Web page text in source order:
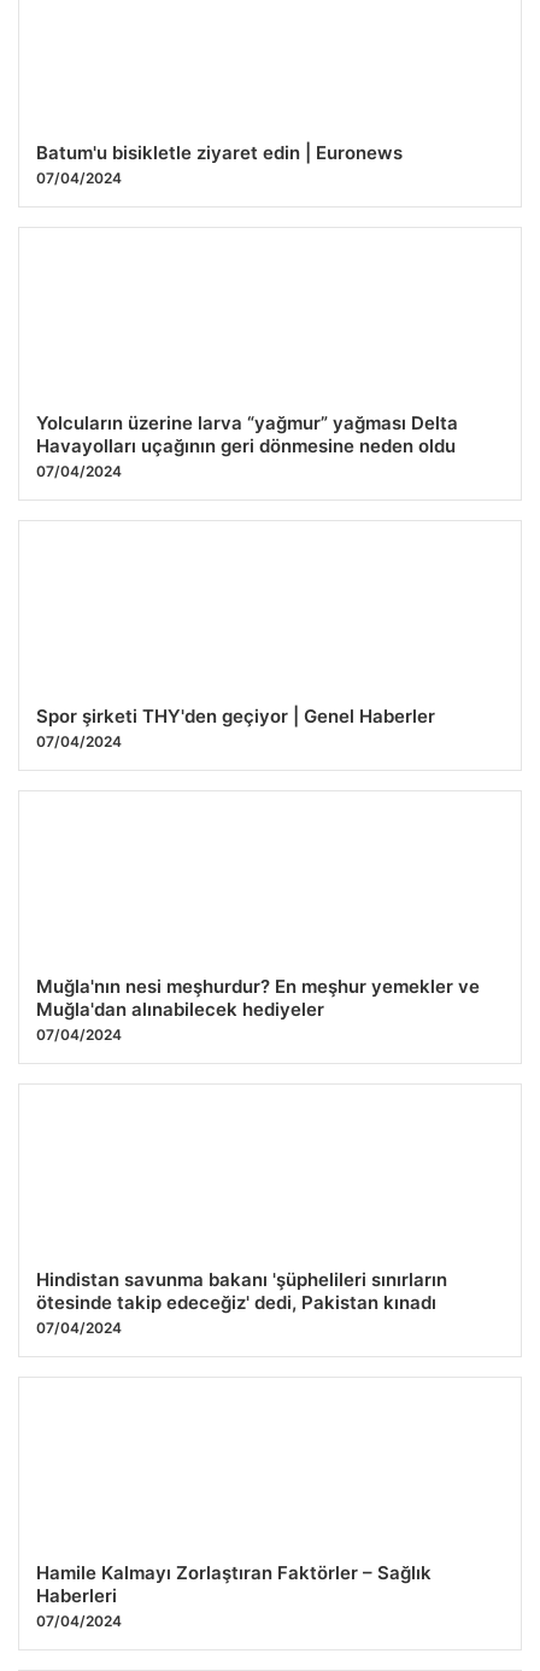
Batum'u bisikletle ziyaret edin | Euronews
07/04/2024
Yolcuların üzerine larva “yağmur” yağması Delta
Havayolları uçağının geri dönmesine neden oldu
07/04/2024
Spor şirketi THY'den geçiyor | Genel Haberler
07/04/2024
Muğla'nın nesi meşhurdur? En meşhur yemekler ve
Muğla'dan alınabilecek hediyeler
07/04/2024
Hindistan savunma bakanı 'şüphelileri sınırların
ötesinde takip edeceğiz' dedi, Pakistan kınadı
07/04/2024
Hamile Kalmayı Zorlaştıran Faktörler – Sağlık
Haberleri
07/04/2024